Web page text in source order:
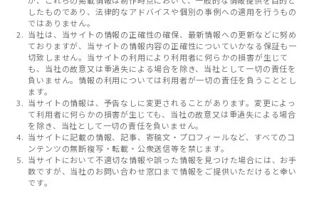
したものであり、法律的なアドバイスや個別の事例への適用を行うもの
ではありません。
当社は、当サイトの情報の正確性の確保、最新情報への更新などに努め
ておりますが、当サイトの情報内容の正確性についていかなる保証も一
切致しません。当サイトの利用により利用者に何らかの損害が生じて
も、当社の故意又は重過失による場合を除き、当社として一切の責任を
負いません。情報の利用については利用者が一切の責任を負うこととし
ます。
当サイトの情報は、予告なしに変更されることがあります。変更によっ
て利用者に何らかの損害が生じても、当社の故意又は重過失による場合
を除き、当社として一切の責任を負いません。
当サイトに記載の情報、記事、寄稿文・プロフィールなど、すべてのコ
ンテンツの無断複写・転載・公衆送信等を禁じます。
当サイトにおいて不適切な情報や誤った情報を見つけた場合には、お手
数ですが、当社のお問い合わせ窓口まで情報をご提供いただけると幸い
です。